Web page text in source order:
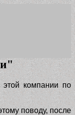
компании по
поводу, после